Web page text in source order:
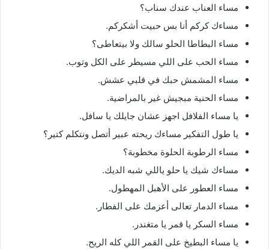
مساء العناب عندك سناب؟
مساءك كركم أنا بس حبيت أشكركم.
مساء البطاطا الحلو سالك ولا بيتعاطى؟
مساء الحب على اللي مسيطر على الكل وتوب.
مساء المشمش حبك في قلبي عشش.
مساء الحنية مبجيش غير بالمراضية.
يا مساء الفلافل اجهز عشان جايلك يا سافل.
يا طول التفكير مساءك ريحته عبير أتصل ونتكلم كتير؟
مساء الرطوبة الحلوة مخطوبة؟
مساءك شيك يا حلو ياللي شبه الديك.
مساء العطور على الأهبل المهطول.
مساء الدمار تعالى أعزمك على الفطار.
مساء السكر يا قمر يا متغندر.
يا مساء البطيخ على القمر اللي كله الريح.